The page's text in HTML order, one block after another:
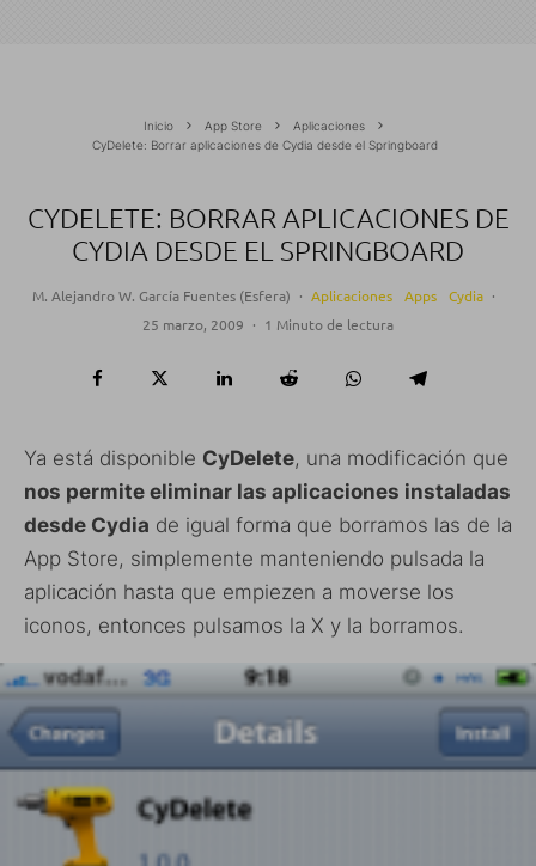
Inicio App Store
Aplicaciones
CyDelete: Borrar aplicaciones de Cydia desde el Springboard
CYDELETE: BORRAR APLICACIONES DE
CYDIA DESDE EL SPRINGBOARD
M. Alejandro W. García Fuentes (Esfera) · Aplicaciones Apps Cydia ·
25 marzo, 2009 · 1 Minuto de lectura
Ya está disponible CyDelete, una modificación que
nos permite eliminar las aplicaciones instaladas
desde Cydia de igual forma que borramos las de la
App Store, simplemente manteniendo pulsada la
aplicación hasta que empiezen a moverse los
iconos, entonces pulsamos la X y la borramos.